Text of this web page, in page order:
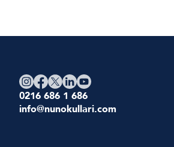
0216 686 1 686
info@nunokullari.com